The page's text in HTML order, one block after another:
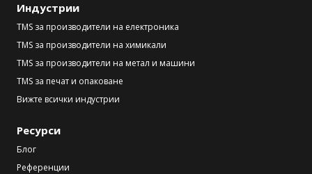
Индустрии
TMS за производители на електроника
TMS за производители на химикали
TMS за производители на метал и машини
TMS за печат и опаковане
Вижте всички индустрии
Ресурси
Блог
Референции